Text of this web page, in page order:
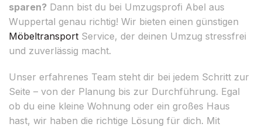
sparen? Dann bist du bei Umzugsprofi Abel aus
Wuppertal genau richtig! Wir bieten einen günstigen
Möbeltransport Service, der deinen Umzug stressfrei
und zuverlässig macht.
Unser erfahrenes Team steht dir bei jedem Schritt zur
Seite – von der Planung bis zur Durchführung. Egal
ob du eine kleine Wohnung oder ein großes Haus
hast, wir haben die richtige Lösung für dich. Mit